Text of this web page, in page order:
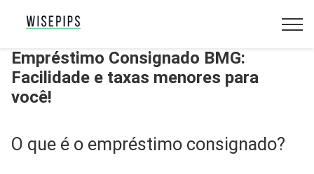
Empréstimo Consignado BMG:
Facilidade e taxas menores para
você!
O que é o empréstimo consignado?